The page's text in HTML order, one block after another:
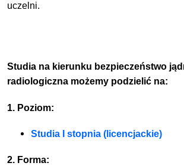
uczelni.
Studia na kierunku bezpieczeństwo
radiologiczna możemy podzielić na:
1. Poziom:
Studia I stopnia (licencjackie)
2. Forma: